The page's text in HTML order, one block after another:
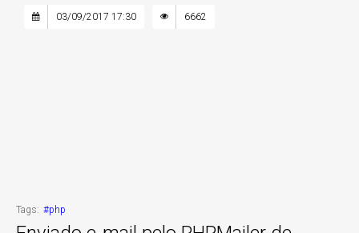
03/09/2017 17:30 6662
Tags: #php